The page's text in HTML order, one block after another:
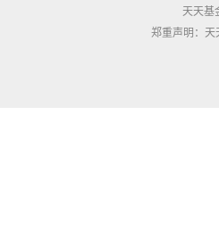
天天基
郑重声明： 天